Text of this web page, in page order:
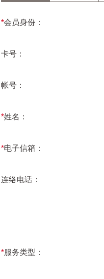
*会员身份：
卡号：
帐号：
*姓名：
*电子信箱：
连络电话：
*服务类型：